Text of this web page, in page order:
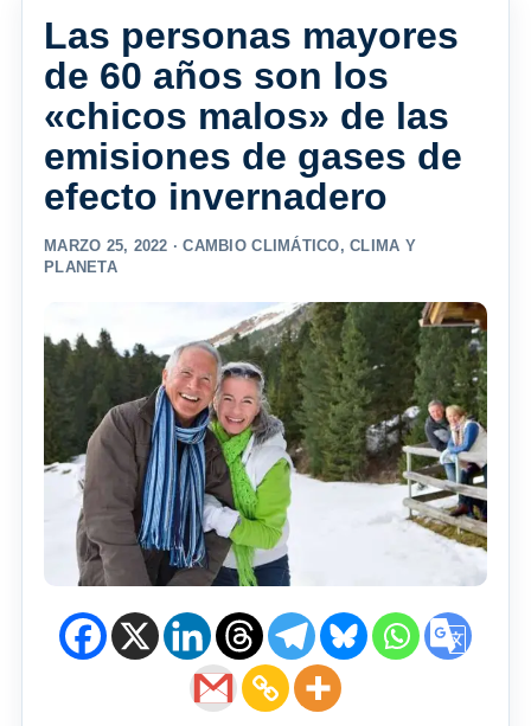
Las personas mayores
de 60 años son los
«chicos malos» de las
emisiones de gases de
efecto invernadero
MARZO 25, 2022 ·CAMBIO CLIMÁTICO,CLIMA Y
PLANETA